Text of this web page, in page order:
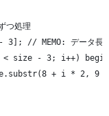
つ処理
// MEMO: データ長
size - 3; i++) begin
+ i * 2, 9